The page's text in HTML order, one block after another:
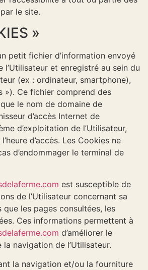
le site.
»
petit fichier d’information envoyé
l’Utilisateur et enregistré au sein du
(ex : ordinateur, smartphone),
»). Ce fichier comprend des
le nom de domaine de
d’accès Internet de
d’exploitation de l’Utilisateur,
d’accès. Les Cookies ne
d’endommager le terminal de
est susceptible de
de l’Utilisateur concernant sa
les pages consultées, les
Ces informations permettent à
d’améliorer le
navigation de l’Utilisateur.
la navigation et/ou la fourniture